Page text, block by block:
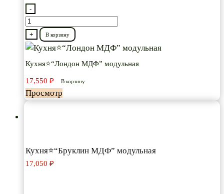
-
Количество
товара
Кухня⭐“Лондон
модульная
+ В корзину
Кухня⭐“Лондон МДФ” модульная
17,550 ₽ В корзину
Просмотр
Кухня⭐“Бруклин МДФ” модульная
17,050 ₽